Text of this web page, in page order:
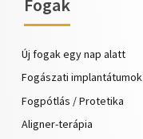
Fogak
Új fogak egy nap alatt
Fogászati implantátumok
Fogpótlás / Protetika
Aligner-terápia